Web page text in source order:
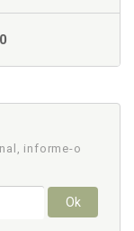
informe-o
Ok